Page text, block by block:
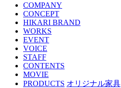
COMPANY
CONCEPT
HIKARI BRAND
WORKS
EVENT
VOICE
STAFF
CONTENTS
MOVIE
PRODUCTS オリジナル家具